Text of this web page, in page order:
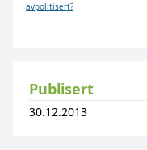
avpolitisert?
Publisert
30.12.2013